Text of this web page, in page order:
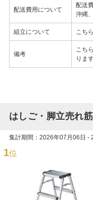
配送費用について
配送
沖縄
組立について こち
備考
こち
ります
はしご・脚立売れ
集計期間：2026年07月06日 -
1位